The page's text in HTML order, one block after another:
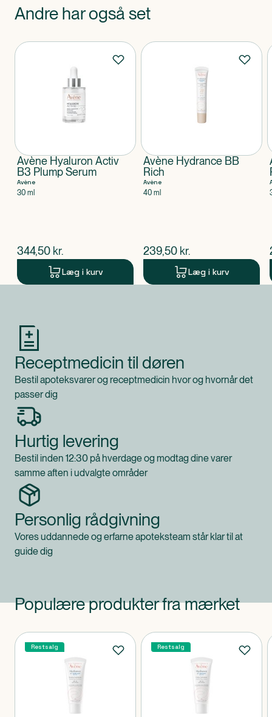
Andre har også set
Produkter
Avène Hyaluron Activ
B3 Plump Serum
Avène
30 ml
$nuværende pris
344,50 kr.
Læg i kurv
Avène Hydrance BB
Rich
Avène
40 ml
$nuværende pris
239,50 kr.
Læg i kurv
Receptmedicin til døren
Bestil apoteksvarer og receptmedicin hvor og hvornår det
passer dig
Hurtig levering
Bestil inden 12:30 på hverdage og modtag dine varer
samme aften i udvalgte områder
Personlig rådgivning
Vores uddannede og erfarne apoteksteam står klar til at
guide dig
Populære produkter fra mærket
Produkter
Restsalg Restsalg